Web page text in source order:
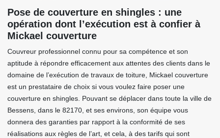
Pose de couverture en shingles : une
opération dont l’exécution est à confier à
Mickael couverture
Couvreur professionnel connu pour sa compétence et son
aptitude à répondre efficacement aux attentes des clients dans le
domaine de l’exécution de travaux de toiture, Mickael couverture
est un prestataire de choix si vous voulez faire poser une
couverture en shingles. Pouvant se déplacer dans toute la ville de
Bessens, dans le 82170, et ses environs, son équipe vous
donnera des garanties par rapport à la conformité de ses
réalisations aux règles de l’art, et cela, à des tarifs qui sont